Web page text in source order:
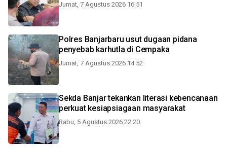
Jumat, 7 Agustus 2026 16:51
Polres Banjarbaru usut dugaan pidana
penyebab karhutla di Cempaka
Jumat, 7 Agustus 2026 14:52
Sekda Banjar tekankan literasi kebencanaan
perkuat kesiapsiagaan masyarakat
Rabu, 5 Agustus 2026 22:20